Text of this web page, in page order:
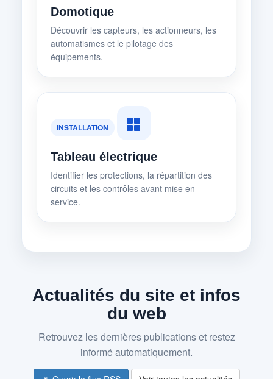
Domotique
Découvrir les capteurs, les actionneurs, les
automatismes et le pilotage des
équipements.
INSTALLATION
Tableau électrique
Identifier les protections, la répartition des
circuits et les contrôles avant mise en
service.
Actualités du site et infos
du web
Retrouvez les dernières publications et restez
informé automatiquement.